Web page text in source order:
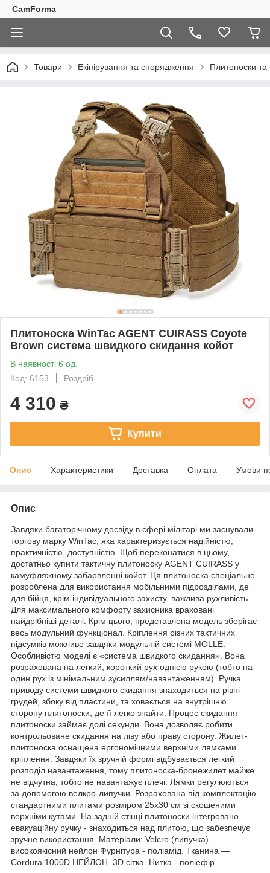
CamForma
Товари Екіпірування та спорядження Плитоноски
Плитоноска WinTac AGENT CUIRASS Coyote
Brown система швидкого скидання койот
В наявності 6 од.
Код: 6153
Роздріб
4 310 ₴
Купити
Опис Характеристики Доставка Оплата Умови
Опис
Завдяки багаторічному досвіду в сфері мілітарі ми заснували
торгову марку WinTac, яка характеризується надійністю,
практичністю, доступністю. Щоб переконатися в цьому,
достатньо купити тактичну плитоноску AGENT CUIRASS у
камуфляжному забарвленні койот. Ця плитоноска спеціально
розроблена для використання мобільними підрозділами, де
для бійця, крім індивідуального захисту, важлива рухливість.
Для максимального комфорту захисника враховані
найдрібніші деталі. Крім цього, представлена модель зберігає
весь модульний функціонал. Кріплення різних тактичних
підсумків можливе завдяки модульній системі MOLLE.
Особливістю моделі є «система швидкого скидання». Вона
розрахована на легкий, короткий рух однією рукою (тобто на
один рух із мінімальним зусиллям/навантаженням). Ручка
приводу системи швидкого скидання знаходиться на рівні
грудей, збоку від пластини, та ховається на внутрішню
сторону плитоноски, де її легко знайти. Процес скидання
плитоноски займає долі секунди. Вона дозволяє робити
контрольоване скидання на ліву або праву сторону. Жилет-
плитоноска оснащена ергономічними верхніми лямками
кріплення. Завдяки їх зручній формі відбувається легкий
розподіл навантаження, тому плитоноска-бронежилет майже
не відчутна, тобто не навантажує плечі. Лямки регулюються
за допомогою велкро-липучки. Розрахована під комплектацію
стандартними плитами розміром 25х30 см зі скошеними
верхніми кутами. На задній стінці плитоноски інтегровано
евакуаційну ручку - знаходиться над плитою, що забезпечує
зручне використання. Матеріали: Velcro (липучка) -
високоякісний нейлон Фурнітура - поліамід. Тканина —
Cordura 1000D НЕЙЛОН. 3D сітка. Нитка - поліефір.